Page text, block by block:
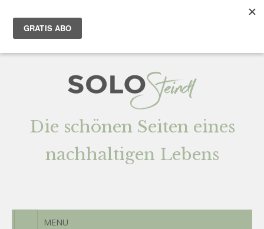
Team AGENTUR
Die schönen Seiten eines
nachhaltigen Lebens
MENU